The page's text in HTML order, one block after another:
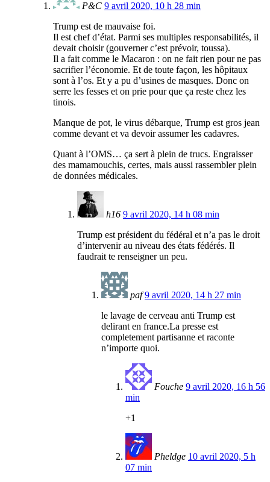
P&C 9 avril 2020, 10 h 28 min
Trump est de mauvaise foi.
Il est chef d’état. Parmi ses multiples responsabilités, il
devait choisir (gouverner c’est prévoir, toussa).
Il a fait comme le Macaron : on ne fait rien pour ne pas
sacrifier l’économie. Et de toute façon, les hôpitaux
sont à l’os. Et y a pu d’usines de masques. Donc on
serre les fesses et on prie pour que ça reste chez les
tinois.
Manque de pot, le virus débarque, Trump est gros jean
comme devant et va devoir assumer les cadavres.
Quant à l’OMS… ça sert à plein de trucs. Engraisser
des mamamouchis, certes, mais aussi rassembler plein
de données médicales.
h16 9 avril 2020, 14 h 08 min
Trump est président du fédéral et n’a pas le droit
d’intervenir au niveau des états fédérés. Il
faudrait te renseigner un peu.
paf 9 avril 2020, 14 h 27 min
le lavage de cerveau anti Trump est
delirant en france.La presse est
completement partisanne et raconte
n’importe quoi.
Fouche 9 avril 2020, 16 h 56
min
+1
Pheldge 10 avril 2020, 5 h
07 min